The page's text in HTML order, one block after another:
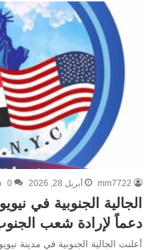
mm7722 أبريل 28, 2026 0
الجالية الجنوبية في
دعماً لإرادة شعب
أعلنت الجالية الجنوبية في مدينة